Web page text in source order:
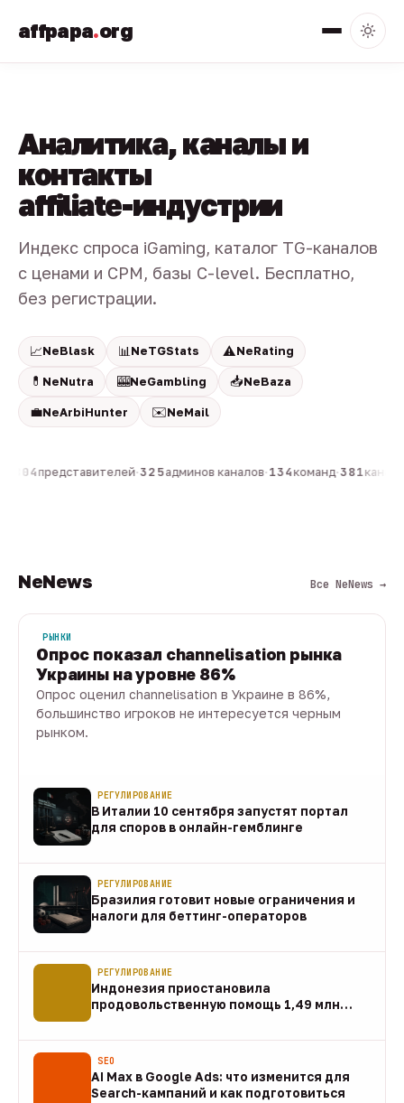
affpapa.org
Аналитика, каналы и
контакты
affiliate-индустрии
Индекс спроса iGaming, каталог TG-каналов
с ценами и CPM, базы C-level. Бесплатно,
без регистрации.
📈NeBlask 📊 NeTGStats ⚠️NeRating
💊 NeNutra 🎰NeGambling 📥NeBaza
💼NeArbiHunter ✉️NeMail
804представителей·325админов каналов·134команд·381
NeNews Все NeNews →
РЫНКИ
Опрос показал channelisation рынка
Украины на уровне 86%
Опрос оценил channelisation в Украине в 86%,
большинство игроков не интересуется черным
рынком.
РЕГУЛИРОВАНИЕ
В Италии 10 сентября запустят портал
для споров в онлайн-гемблинге
РЕГУЛИРОВАНИЕ
Бразилия готовит новые ограничения и
налоги для беттинг-операторов
РЕГУЛИРОВАНИЕ
Индонезия приостановила
продовольственную помощь 1,49 млн
SEO
AI Max в Google Ads: что изменится для
Search-кампаний и как подготовиться